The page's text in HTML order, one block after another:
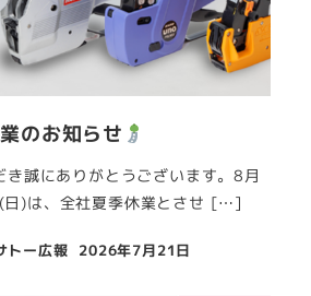
のお知らせ
き誠にありがとうございます。8月
)は、全社夏季休業とさせ […]
トー広報 2026年7月21日